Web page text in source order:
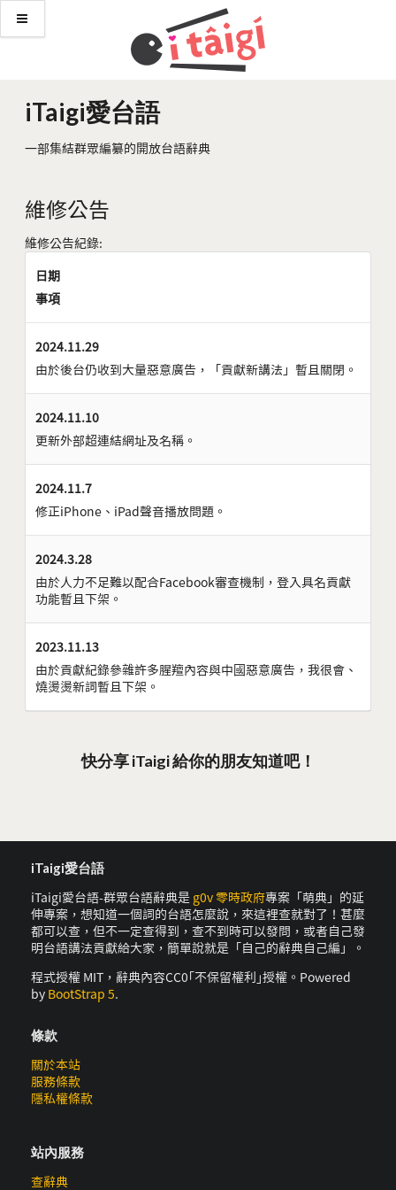
iTaigi愛台語
一部集結群眾編纂的開放台語辭典
維修公告
維修公告紀錄:
日期
事項
2024.11.29
由於後台仍收到大量惡意廣告，「貢獻新講法」暫且關閉。
2024.11.10
更新外部超連結網址及名稱。
2024.11.7
修正iPhone、iPad聲音播放問題。
2024.3.28
由於人力不足難以配合Facebook審查機制，登入具名貢獻
功能暫且下架。
2023.11.13
由於貢獻紀錄參雜許多腥羶內容與中國惡意廣告，我很會、
燒燙燙新詞暫且下架。
快分享 iTaigi 給你的朋友知道吧！
iTaigi愛台語
iTaigi愛台語-群眾台語辭典是 g0v 零時政府專案「萌典」的延
伸專案，想知道一個詞的台語怎麼說，來這裡查就對了！甚麼
都可以查，但不一定查得到，查不到時可以發問，或者自己發
明台語講法貢獻給大家，簡單說就是「自己的辭典自己編」。
程式授權 MIT，辭典內容CC0｢不保留權利｣授權。Powered
by BootStrap 5.
條款
關於本站
服務條款
隱私權條款
站內服務
查辭典